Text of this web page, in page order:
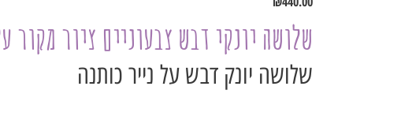
שלושה יונקי דבש צבעוניים ציור מקור
שלושה יונק דבש על נייר כותנה